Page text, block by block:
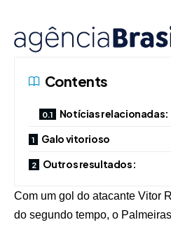
Contents
Notícias relacionadas:
Galo vitorioso
Outros resultados:
Com um gol do atacante Vitor
do segundo tempo, o